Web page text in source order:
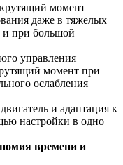
момент
даже в тяжелых
и при большой
управления
момент при
ослабления
и адаптация к
настройки в одно
времени и